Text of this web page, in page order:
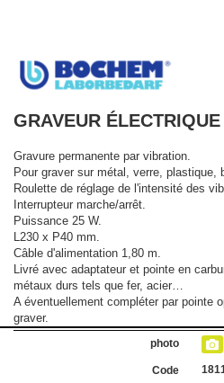
GRAVEUR ÉLECTRIQUE
Gravure permanente par vibration.
Pour graver sur métal, verre,
Roulette de réglage de l'intensité des
Interrupteur marche/arrêt.
Puissance 25 W.
L230 x P40 mm.
Câble d'alimentation 1,80 m.
Livré avec adaptateur et pointe en
métaux durs tels que fer, acier…
A éventuellement compléter par pointe
graver.